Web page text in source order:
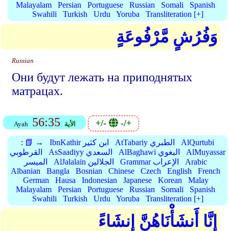
Malayalam
Persian Portuguese Russian Somali
Spanish
Swahili
Turkish Urdu Yoruba Transliteration [+]
وَفُرُشٍ مَّرْفُوعَةٍ
Russian
Они будут лежать на приподнятых
матрацах.
Ayah 56:35 الأية +/- -/+
: 📗 → IbnKathir ابن كثير AtTabariy الطبري
AlQurtubi
القرطوبي
AsSaadiyy السعدي AlBaghawi البغوي
AlMuyassar
الميسر
AlJalalain الجلالين Grammar الإعراب
Arabic
Albanian
Bangla Bosnian Chinese Czech English
French
German
Hausa Indonesian Japanese Korean
Malay
Malayalam
Persian Portuguese Russian Somali
Spanish
Swahili
Turkish Urdu Yoruba Transliteration [+]
إِنَّا أَنشَأْنَاهُنَّ إِنشَاءً